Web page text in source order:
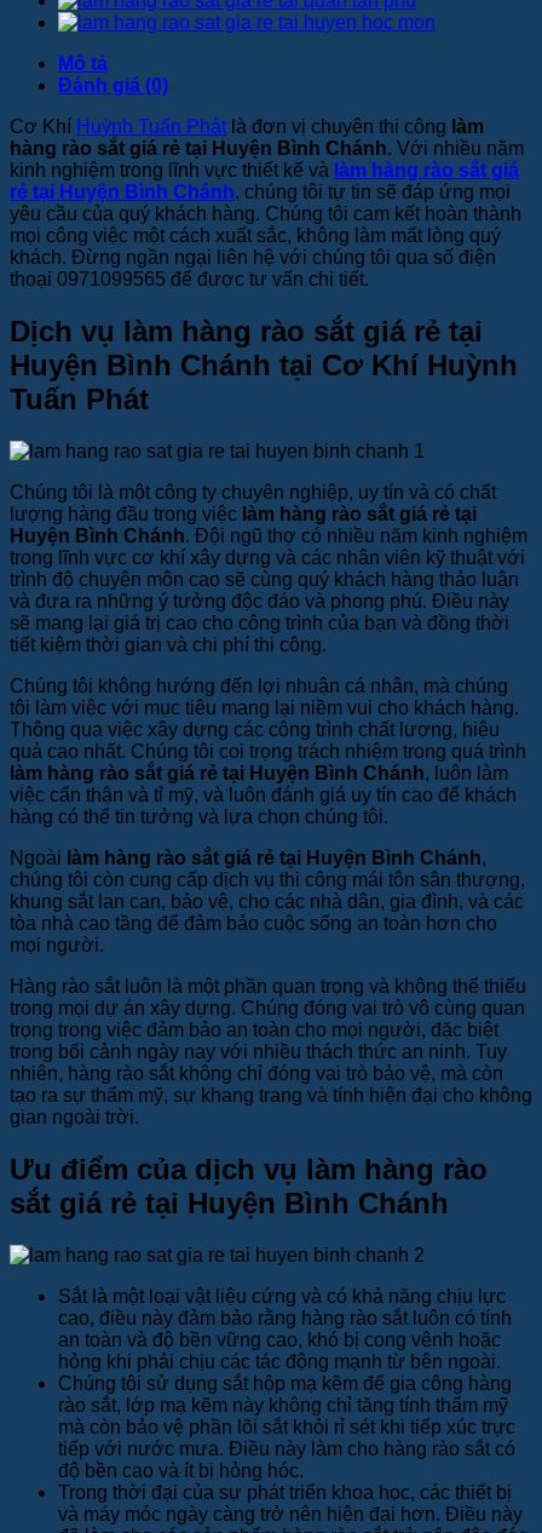
Mô tả
Đánh giá (0)
Cơ Khí Huỳnh Tuấn Phátlà đơn vị chuyên thi công làm
hàng rào sắt giá rẻ tại Huyện Bình Chánh. Với nhiều năm
kinh nghiệm trong lĩnh vực thiết kế và làm hàng rào sắt giá
rẻ tại Huyện Bình Chánh, chúng tôi tự tin sẽ đáp ứng mọi
yêu cầu của quý khách hàng. Chúng tôi cam kết hoàn thành
mọi công việc một cách xuất sắc, không làm mất lòng quý
khách. Đừng ngần ngại liên hệ với chúng tôi qua số điện
thoại 0971099565 để được tư vấn chi tiết.
Dịch vụ làm hàng rào sắt giá rẻ tại
Huyện Bình Chánh tại Cơ Khí Huỳnh
Tuấn Phát
Chúng tôi là một công ty chuyên nghiệp, uy tín và có chất
lượng hàng đầu trong việc làm hàng rào sắt giá rẻ tại
Huyện Bình Chánh. Đội ngũ thợ có nhiều năm kinh nghiệm
trong lĩnh vực cơ khí xây dựng và các nhân viên kỹ thuật với
trình độ chuyên môn cao sẽ cùng quý khách hàng thảo luận
và đưa ra những ý tưởng độc đáo và phong phú. Điều này
sẽ mang lại giá trị cao cho công trình của bạn và đồng thời
tiết kiệm thời gian và chi phí thi công.
Chúng tôi không hướng đến lợi nhuận cá nhân, mà chúng
tôi làm việc với mục tiêu mang lại niềm vui cho khách hàng.
Thông qua việc xây dựng các công trình chất lượng, hiệu
quả cao nhất. Chúng tôi coi trọng trách nhiệm trong quá trình
làm hàng rào sắt giá rẻ tại Huyện Bình Chánh, luôn làm
việc cẩn thận và tỉ mỹ, và luôn đánh giá uy tín cao để khách
hàng có thể tin tưởng và lựa chọn chúng tôi.
Ngoài làm hàng rào sắt giá rẻ tại Huyện Bình Chánh,
chúng tôi còn cung cấp dịch vụ thi công mái tôn sân thượng,
khung sắt lan can, bảo vệ, cho các nhà dân, gia đình, và các
tòa nhà cao tầng để đảm bảo cuộc sống an toàn hơn cho
mọi người.
Hàng rào sắt luôn là một phần quan trọng và không thể thiếu
trong mọi dự án xây dựng. Chúng đóng vai trò vô cùng quan
trọng trong việc đảm bảo an toàn cho mọi người, đặc biệt
trong bối cảnh ngày nay với nhiều thách thức an ninh. Tuy
nhiên, hàng rào sắt không chỉ đóng vai trò bảo vệ, mà còn
tạo ra sự thẩm mỹ, sự khang trang và tính hiện đại cho không
gian ngoài trời.
Ưu điểm của dịch vụ làm hàng rào
sắt giá rẻ tại Huyện Bình Chánh
Sắt là một loại vật liệu cứng và có khả năng chịu lực
cao, điều này đảm bảo rằng hàng rào sắt luôn có tính
an toàn và độ bền vững cao, khó bị cong vênh hoặc
hỏng khi phải chịu các tác động mạnh từ bên ngoài.
Chúng tôi sử dụng sắt hộp mạ kẽm để gia công hàng
rào sắt, lớp mạ kẽm này không chỉ tăng tính thẩm mỹ
mà còn bảo vệ phần lõi sắt khỏi rỉ sét khi tiếp xúc trực
tiếp với nước mưa. Điều này làm cho hàng rào sắt có
độ bền cao và ít bị hỏng hóc.
Trong thời đại của sự phát triển khoa học, các thiết bị
và máy móc ngày càng trở nên hiện đại hơn. Điều này